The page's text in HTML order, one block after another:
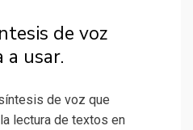
de voz
a usar.
de voz que
lectura de textos en